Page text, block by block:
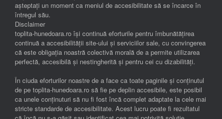
așteptați un moment ca meniul de accesibilitate să se încarce în
întregul său.
Disclaimer
toplita-hunedoara.ro își continuă eforturile pentru îmbunătățirea
continuă a accesibilității site-ului și serviciilor sale, cu convingerea
că este obligația noastră colectivă morală de a permite utilizarea
perfectă, accesibilă și nestingherită și pentru cei cu dizabilități.
În ciuda eforturilor noastre de a face ca toate paginile și conținutul
de pe toplita-hunedoara.ro să fie pe deplin accesibile, este posibil
ca unele conținuturi să nu fi fost încă complet adaptate la cele mai
stricte standarde de accesibilitate. Acest lucru poate fi rezultatul